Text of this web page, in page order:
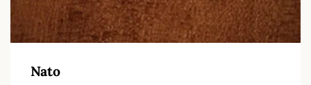
Nato